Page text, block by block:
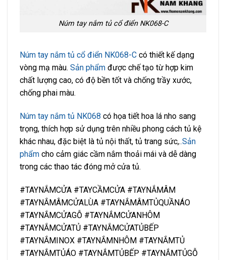
Núm tay nắm tủ cổ điển NK068-C
Núm tay nắm tủ cổ điển NK068-C có thiết kế dạng
vòng mạ màu. Sản phẩm được chế tạo từ hợp kim
chất lượng cao, có độ bền tốt và chống trầy xước,
chống phai màu.
Núm tay nắm tủ NK068 có họa tiết hoa lá nho sang
trọng, thích hợp sử dụng trên nhiều phong cách tủ kệ
khác nhau, đặc biệt là tủ nội thất, tủ trang sức,..Sản
phẩm cho cảm giác cầm nắm thoải mái và dễ dàng
trong các thao tác đóng mở cửa tủ.
#TAYNẮMCỬA #TAYCẦMCỬA #TAYNẮMÂM
#TAYNẮMÂMCỬALÙA #TAYNẮMÂMTỦQUẦNÁO
#TAYNẮMCỬAGỖ #TAYNẮMCỬANHÔM
#TAYNẮMCỬATỦ #TAYNẮMCỬATỦBẾP
#TAYNẮMINOX #TAYNẮMNHÔM #TAYNẮMTỦ
#TAYNẮMTỦÁO #TAYNẮMTỦBẾP #TAYNẮMTỦGỖ